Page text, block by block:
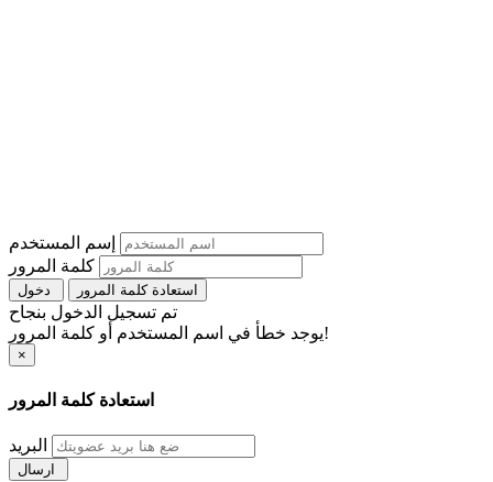
إسم المستخدم
كلمة المرور
استعادة كلمة المرور
تم تسجيل الدخول بنجاح
يوجد خطأ في اسم المستخدم أو كلمة المرور!
×
استعادة كلمة المرور
البريد